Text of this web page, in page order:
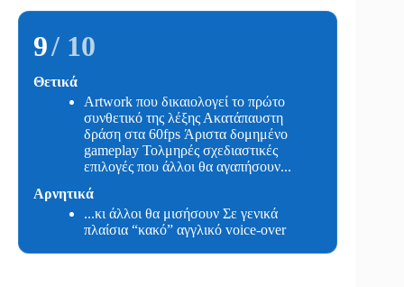
9/ 10
Θετικά
Artwork που δικαιολογεί το πρώτο
συνθετικό της λέξης Ακατάπαυστη
δράση στα 60fps Άριστα δομημένο
gameplay Τολμηρές σχεδιαστικές
επιλογές που άλλοι θα αγαπήσουν...
Αρνητικά
...κι άλλοι θα μισήσουν Σε γενικά
πλαίσια “κακό” αγγλικό voice-over